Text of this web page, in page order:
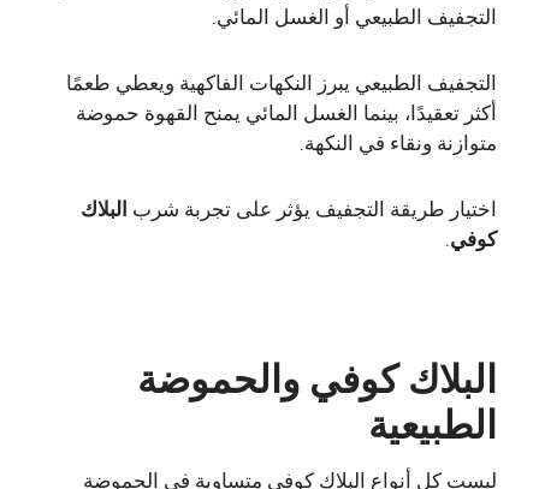
التجفيف الطبيعي أو الغسل المائي.
التجفيف الطبيعي يبرز النكهات الفاكهية ويعطي طعمًا
أكثر تعقيدًا، بينما الغسل المائي يمنح القهوة حموضة
متوازنة ونقاء في النكهة.
اختيار طريقة التجفيف يؤثر على تجربة شرب البلاك
كوفي.
البلاك كوفي والحموضة
الطبيعية
ليست كل أنواع البلاك كوفي متساوية في الحموضة